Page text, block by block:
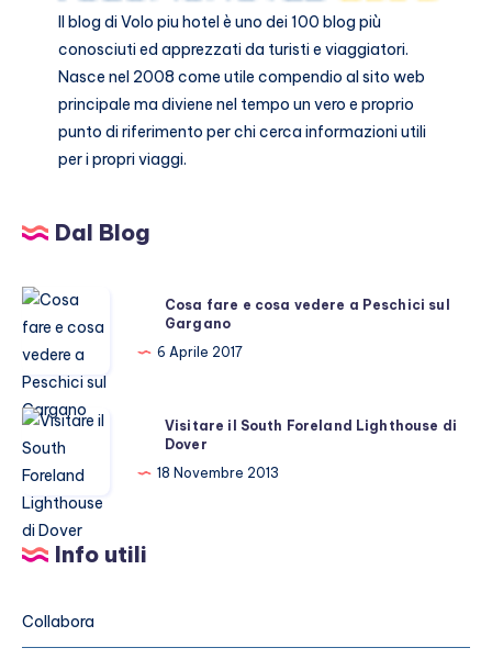
Il blog diVolo piu hotelè uno dei 100 blog più
conosciuti ed apprezzati da turisti e viaggiatori.
Nasce nel 2008 come utile compendio al sito web
principale ma diviene nel tempo un vero e proprio
punto di riferimento per chi cerca informazioni utili
per i propri viaggi.
Dal Blog
Cosa
fare
e
cosa
vedere
Gargano
Cosa fare e cosa vedere a Peschici sul
Gargano
6 Aprile 2017
Visitare
il
South
Foreland
Lighthouse
di
Visitare il South Foreland Lighthouse di
Dover
18 Novembre 2013
Info utili
Collabora